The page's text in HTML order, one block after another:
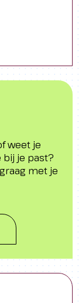
weet je
bij je past?
met je